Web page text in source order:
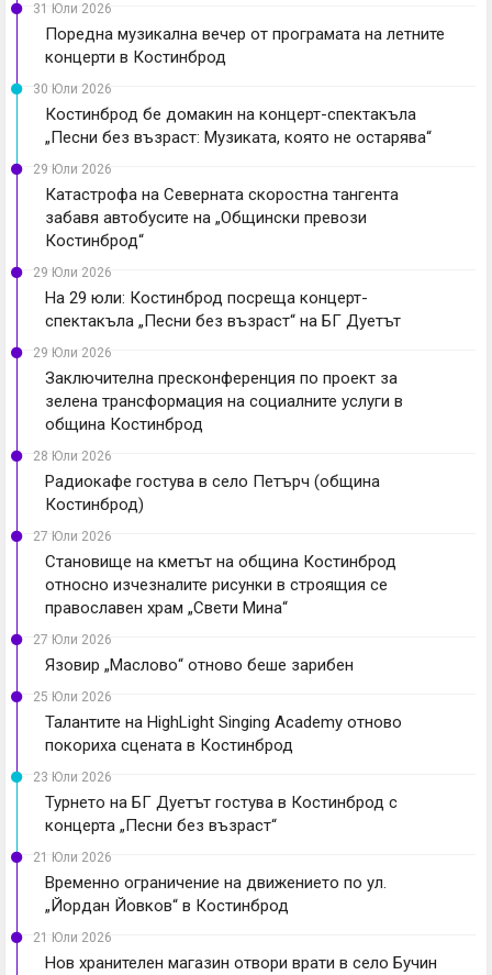
31 Юли 2026
Поредна музикална вечер от програмата на летните
концерти в Костинброд
30 Юли 2026
Костинброд бе домакин на концерт-спектакъла
„Песни без възраст: Музиката, която не остарява“
29 Юли 2026
Катастрофа на Северната скоростна тангента
забавя автобусите на „Общински превози
Костинброд“
29 Юли 2026
На 29 юли: Костинброд посреща концерт-
спектакъла „Песни без възраст“ на БГ Дуетът
29 Юли 2026
Заключителна пресконференция по проект за
зелена трансформация на социалните услуги в
община Костинброд
28 Юли 2026
Радиокафе гостува в село Петърч (община
Костинброд)
27 Юли 2026
Становище на кметът на община Костинброд
относно изчезналите рисунки в строящия се
православен храм „Свети Мина“
27 Юли 2026
Язовир „Маслово“ отново беше зарибен
25 Юли 2026
Талантите на HighLight Singing Academy отново
покориха сцената в Костинброд
23 Юли 2026
Турнето на БГ Дуетът гостува в Костинброд с
концерта „Песни без възраст“
21 Юли 2026
Временно ограничение на движението по ул.
„Йордан Йовков“ в Костинброд
21 Юли 2026
Нов хранителен магазин отвори врати в село Бучин